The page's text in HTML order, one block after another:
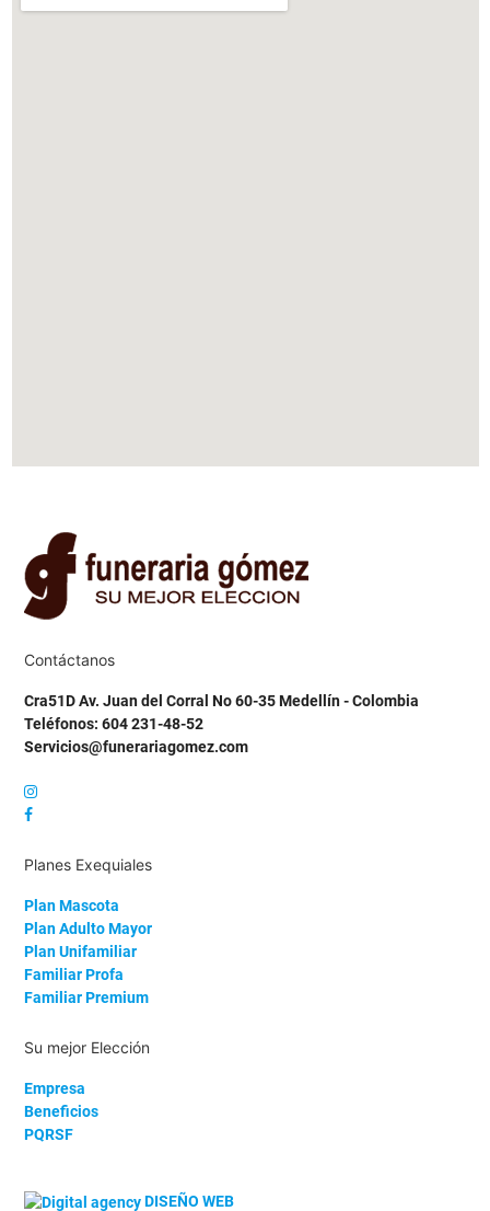
Contáctanos
Cra51D Av. Juan del Corral No 60-35 Medellín - Colombia
Teléfonos: 604 231-48-52
Servicios@funerariagomez.com
Planes Exequiales
Plan Mascota
Plan Adulto Mayor
Plan Unifamiliar
Familiar Profa
Familiar Premium
Su mejor Elección
Empresa
Beneficios
PQRSF
DISEÑO WEB